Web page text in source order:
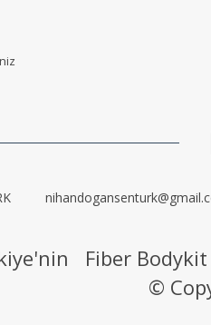
Fiber Bodykit
©